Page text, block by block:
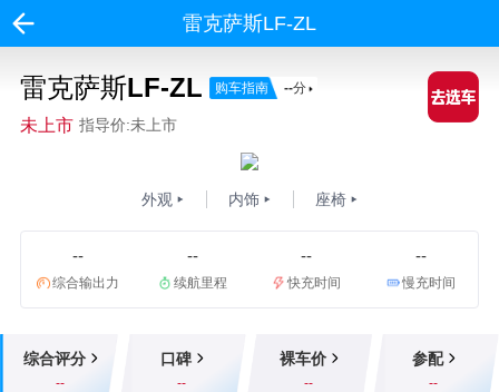
雷克萨斯LF-ZL
雷克萨斯LF-ZL 购车指南 --分
未上市 指导价:未上市
外观 内饰 座椅
--
综合输出力
--
续航里程
--
快充时间
--
慢充时间
综合评分
--
口碑
--
裸车价
--
参配
--